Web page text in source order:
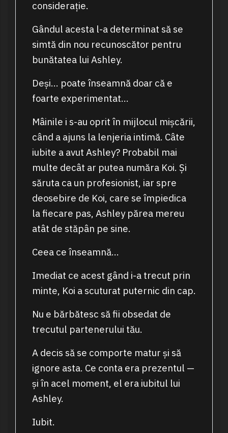
considerație.
Gândul acesta l-a determinat să se
simtă din nou recunoscător pentru
bunătatea lui Ashley.
Deși… poate înseamnă doar că e
foarte experimentat…
Mâinile i s-au oprit în mijlocul mișcării,
când a ajuns la lenjeria intimă. Câte
iubite a avut Ashley? Probabil mai
multe decât ar putea număra Koi. Și
săruta ca un profesionist, iar spre
deosebire de Koi, care se împiedica
la fiecare pas, Ashley părea mereu
atât de stăpân pe sine.
Ceea ce înseamnă…
Imediat ce acest gând i-a trecut prin
minte, Koi a scuturat puternic din cap.
Nu e bărbătesc să fii obsedat de
trecutul partenerului tău.
A decis să se comporte matur și să
ignore asta. Ce conta era prezentul —
și în acel moment, el era iubitul lui
Ashley.
Iubit.